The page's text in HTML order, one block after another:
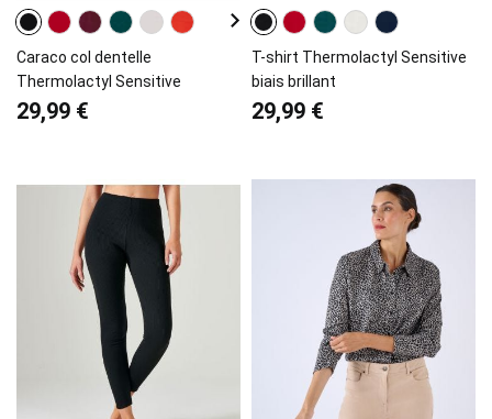
Caraco col dentelle
Thermolactyl Sensitive
29,99 €
T-shirt Thermolactyl Sensitive
biais brillant
29,99 €